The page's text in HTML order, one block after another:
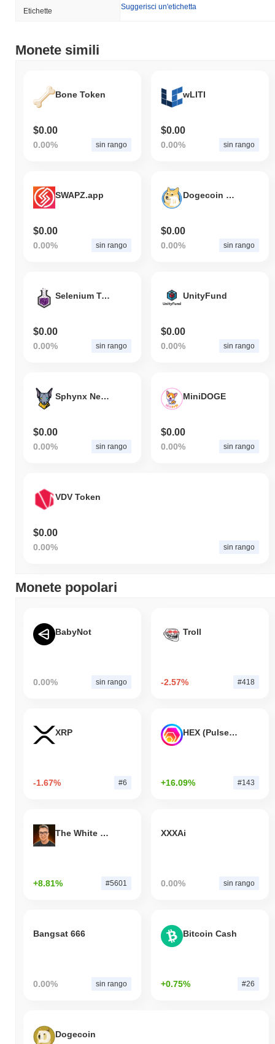
Etichette Suggerisci un'etichetta
Monete simili
Bone Token
$0.00
0.00% sin rango
wLITI
$0.00
0.00% sin rango
SWAPZ.app
$0.00
0.00% sin rango
Dogecoin Cash
$0.00
0.00% sin rango
Selenium Token
$0.00
0.00% sin rango
UnityFund
$0.00
0.00% sin rango
Sphynx Network
$0.00
0.00% sin rango
MiniDOGE
$0.00
0.00% sin rango
VDV Token
$0.00
0.00% sin rango
Monete popolari
BabyNot
0.00% sin rango
Troll
-2.57% #418
XRP
-1.67% #6
HEX (Pulsechain)
+16.09% #143
The White Bull
+8.81% #5601
XXXAi
0.00% sin rango
Bangsat 666
0.00% sin rango
Bitcoin Cash
+0.75% #26
Dogecoin